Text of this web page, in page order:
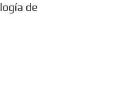
de